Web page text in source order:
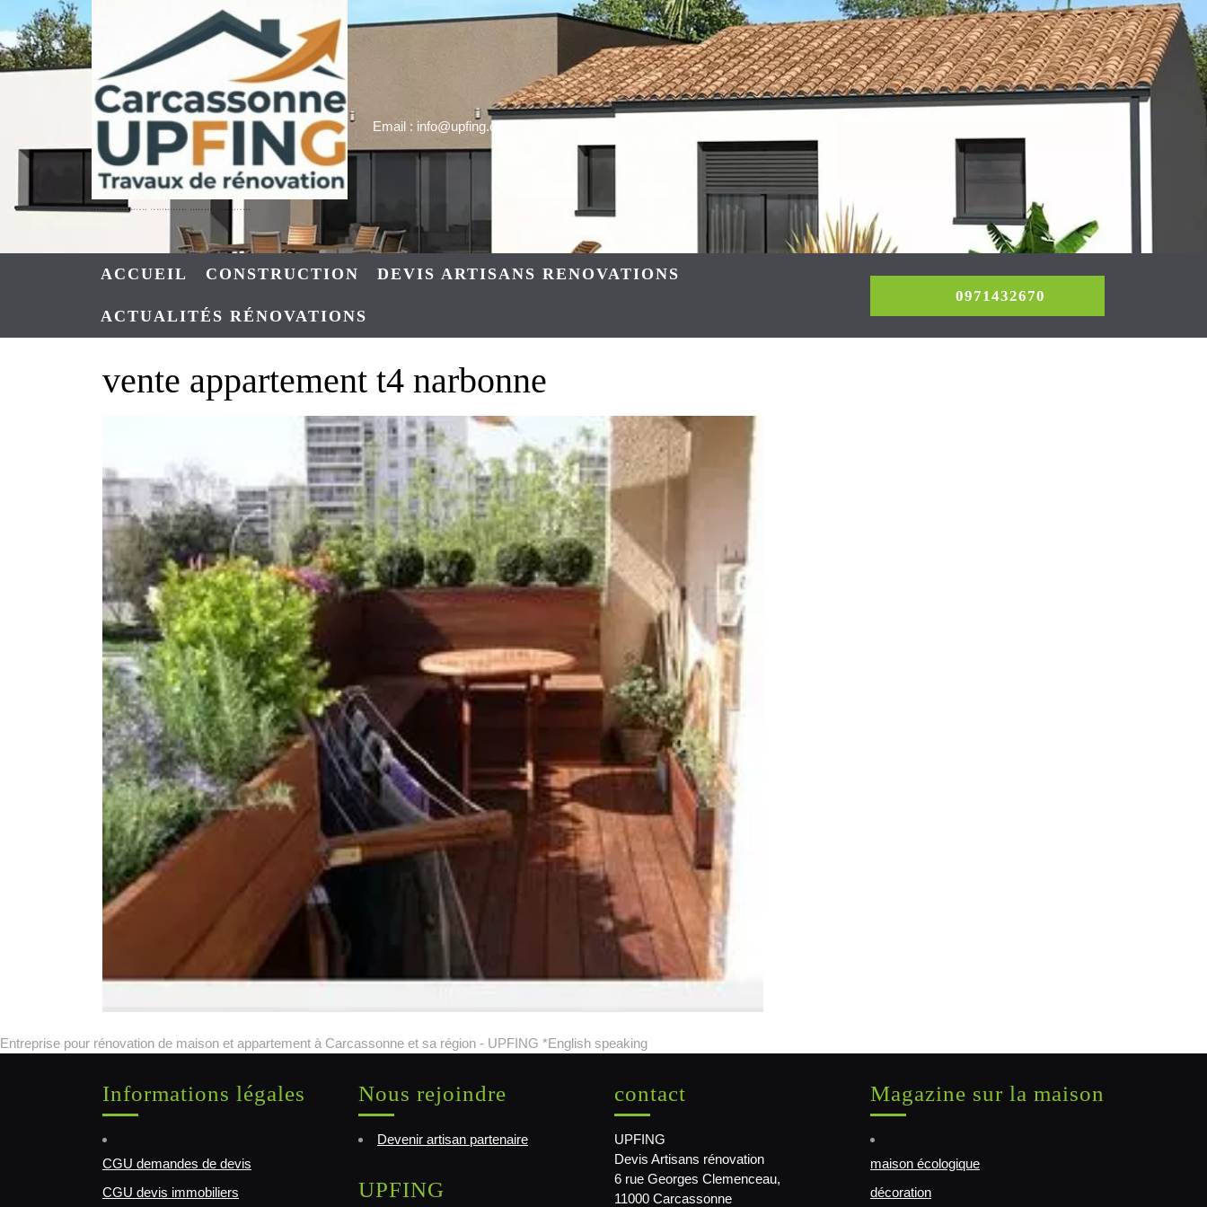
to
content
Email : info@upfing.org
ACCUEIL CONSTRUCTION DEVIS ARTISANS RENOVATIONS
ACTUALITÉS RÉNOVATIONS
0971432670
vente appartement t4 narbonne
Entreprise pour rénovation de maison et appartement à Carcassonne et sa région - UPFING *English speaking
Informations légales
CGU demandes de devis
CGU devis immobiliers
Nous rejoindre
Devenir artisan partenaire
UPFING
contact
UPFING
Devis Artisans rénovation
6 rue Georges Clemenceau,
11000 Carcassonne
Magazine sur la maison
maison écologique
décoration